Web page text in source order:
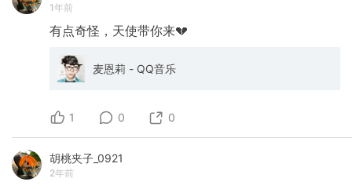
1年前
有点奇怪，天使带你来💔
麦恩莉 - QQ音乐
1 0 0
胡桃夹子_0921
2年前